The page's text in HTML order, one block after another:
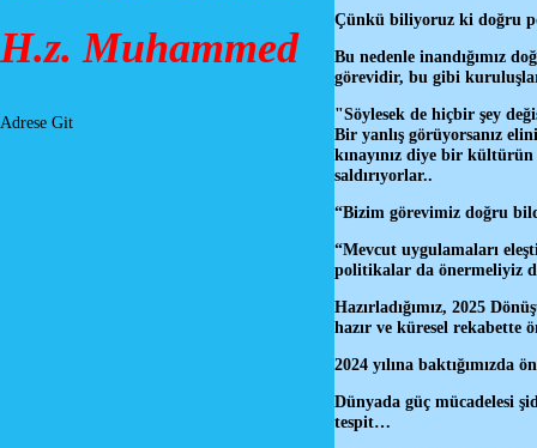
H.z. Muhammed
Adrese Git
Çünkü biliyoruz ki doğru
Bu nedenle inandığımız
görevidir, bu gibi
"Söylesek de hiçbir şey
Bir yanlış görüyorsanız
kınayınız diye bir
saldırıyorlar..
“Bizim görevimiz doğru
“Mevcut uygulamaları
politikalar da önermeliyiz
Hazırladığımız, 2025
hazır ve küresel rekabette
2024 yılına baktığımızda
Dünyada güç mücadelesi
tespit…